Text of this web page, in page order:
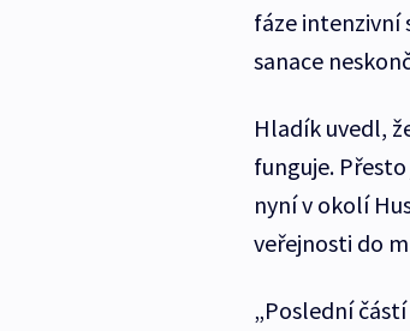
fáze intenzivní
sanace
Hladík uvedl,
funguje.
nyní v okolí
veřejnosti do
„Poslední